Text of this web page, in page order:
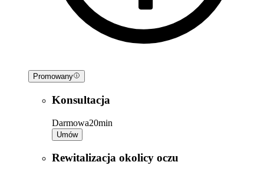
Promowany
Konsultacja
Darmowa20min
Umów
Rewitalizacja okolicy oczu